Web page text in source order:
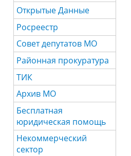
Открытые Данные
Росреестр
Совет депутатов МО
Районная прокуратура
ТИК
Архив МО
Бесплатная
юридическая помощь
Некоммерческий
сектор